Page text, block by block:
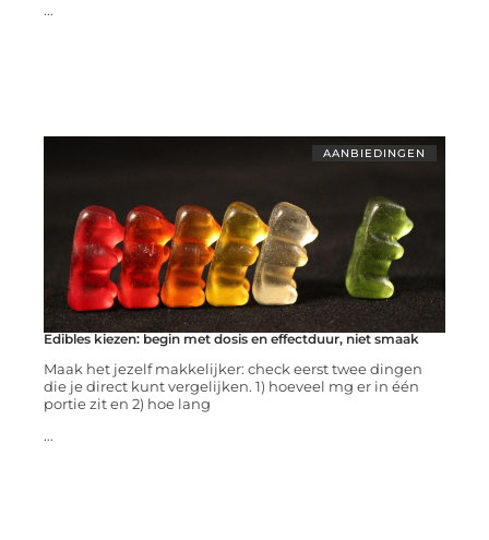
...
AANBIEDINGEN
Edibles kiezen: begin met dosis en effectduur, niet smaak
Maak het jezelf makkelijker: check eerst twee dingen
die je direct kunt vergelijken. 1) hoeveel mg er in één
portie zit en 2) hoe lang
...